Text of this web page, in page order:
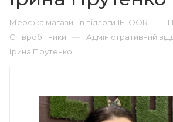
Мережа магазинів підлоги 1FLOOR —
Співробітники — Адміністративний
Ірина Прутенко